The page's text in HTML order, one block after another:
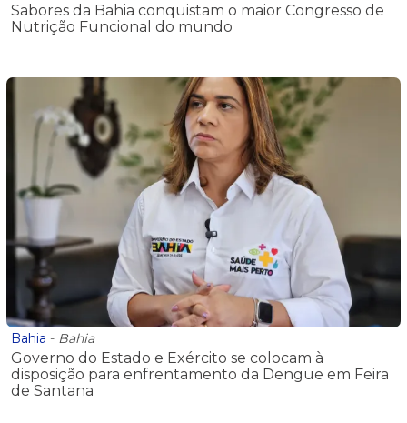
Sabores da Bahia conquistam o maior Congresso de
Nutrição Funcional do mundo
Bahia - Bahia
Governo do Estado e Exército se colocam à
disposição para enfrentamento da Dengue em Feira
de Santana